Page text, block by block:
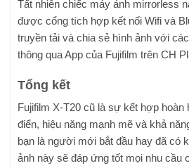
Tất nhiên chiếc máy ảnh mirrorless
được cổng tích hợp kết nối Wifi và
truyền tải và chia sẻ hình ảnh với
thông qua App của Fujifilm trên CH
Tổng kết
Fujifilm X-T20 cũ là sự kết hợp hoàn
điển, hiệu năng mạnh mẽ và khả
bạn là người mới bắt đầu hay đã có
ảnh này sẽ đáp ứng tốt mọi nhu cầu